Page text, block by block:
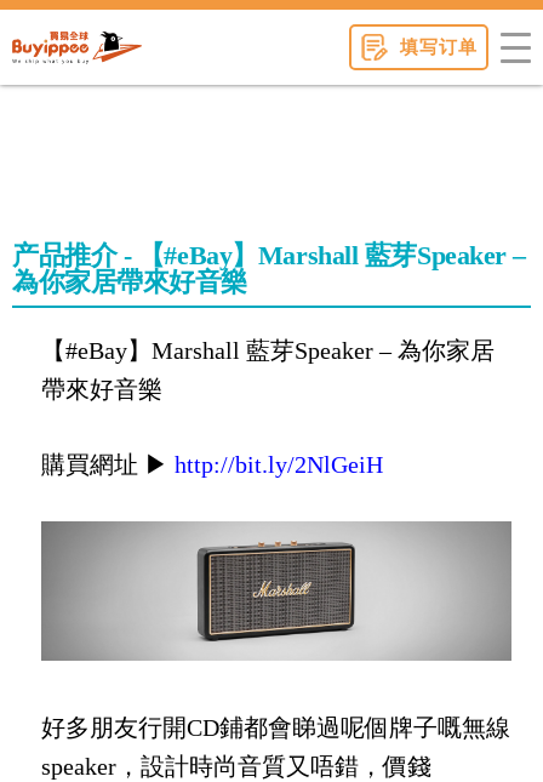
填写订单
产品推介 - 【#eBay】Marshall 藍芽Speaker –
為你家居帶來好音樂
【#eBay】Marshall 藍芽Speaker – 為你家居
帶來好音樂
購買網址 ▶ http://bit.ly/2NlGeiH
好多朋友行開CD鋪都會睇過呢個牌子嘅無線
speaker，設計時尚音質又唔錯，價錢